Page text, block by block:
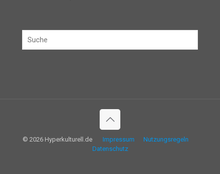
© 2026 Hyperkulturell.de Impressum
Nutzungsregeln
Datenschutz